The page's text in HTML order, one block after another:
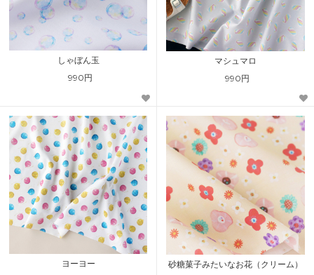
しゃぼん玉
990円
マシュマロ
990円
ヨーヨー 砂糖菓子みたいなお花（クリーム）